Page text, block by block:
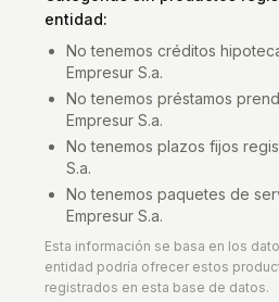
entidad:
No tenemos créditos
Empresur S.a.
No tenemos préstamos
Empresur S.a.
No tenemos plazos fijos
S.a.
No tenemos paquetes de
Empresur S.a.
Esta información se basa en los
entidad podría ofrecer estos
registrados en esta base de datos.